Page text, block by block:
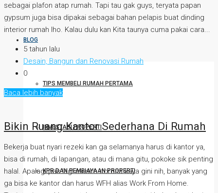
BLOG
TIPS MEMBELI RUMAH PERTAMA
INVESTASI PROPERTI
KPR DAN PEMBIAYAAN PROPERTI
sebagai plafon atap rumah. Tapi tau gak guys, teryata papan
gypsum juga bisa dipakai sebagai bahan pelapis buat dinding
interior rumah lho. Kalau dulu kan Kita taunya cuma pakai cara...
5 tahun lalu
Desain, Bangun dan Renovasi Rumah
0
Baca lebih banyak
Bikin Ruang Kantor Sederhana Di Rumah
Bekerja buat nyari rezeki kan ga selamanya harus di kantor ya,
bisa di rumah, di lapangan, atau di mana gitu, pokoke sik penting
halal. Apalagi pas lagi musim corona kaya gini nih, banyak yang
ga bisa ke kantor dan harus WFH alias Work From Home.